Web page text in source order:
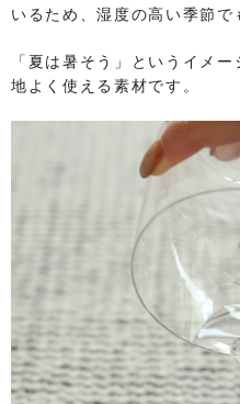
いるため、湿度の高い季節で
「夏は暑そう」というイメ
地よく使える素材です。